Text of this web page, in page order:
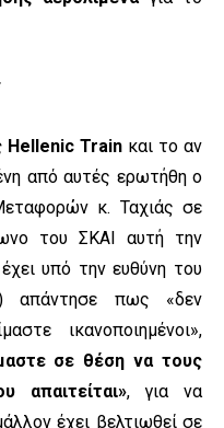
Hellenic Train και το αν
από αυτές ερωτήθη ο
κ. Ταχιάς σε
του ΣΚΑΙ αυτή την
υπό την ευθύνη του
απάντησε πως «δεν
ικανοποιημένοι»,
σε θέση να τους
απαιτείται», για να
έχει βελτιωθεί σε